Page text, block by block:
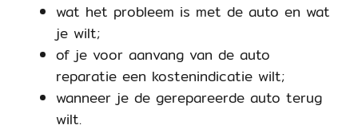
wat het probleem is met de auto en wat
je wilt;
of je voor aanvang van de auto
reparatie een kostenindicatie wilt;
wanneer je de gerepareerde auto terug
wilt.